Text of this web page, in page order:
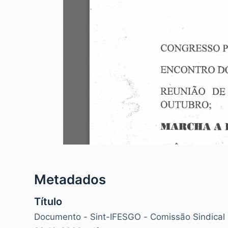
Metadados
Título
Documento - Sint-IFESGO - Comissão